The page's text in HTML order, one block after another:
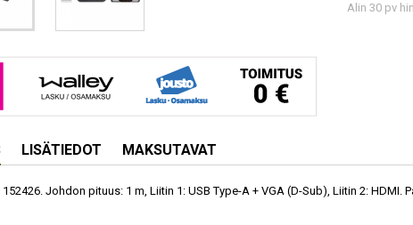
Alin 30 pv
LISÄTIEDOT MAKSUTAVAT
Johdon pituus: 1 m, Liitin 1: USB Type-A + VGA (D-Sub), Liitin 2: HDMI.